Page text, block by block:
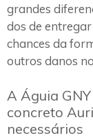
grandes
dos de
chances da
outros danos
A Águia
concreto
necessários